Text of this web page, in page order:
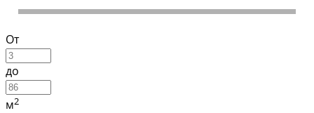
От
до
м2